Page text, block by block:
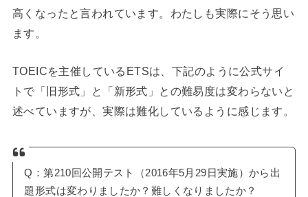
高くなったと言われています。わたしも実際にそう思い
ます。
TOEICを主催しているETSは、下記のように公式サイ
トで「旧形式」と「新形式」との難易度は変わらないと
述べていますが、実際は難化しているように感じます。
Q：第210回公開テスト（2016年5月29日実施）から出
題形式は変わりましたか？難しくなりましたか？